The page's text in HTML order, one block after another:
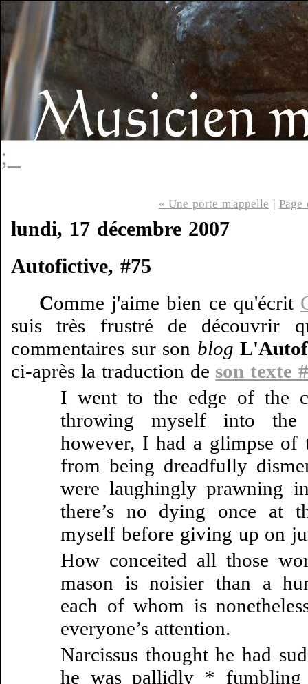
;_
« Une porte m'appelle | Page
lundi, 17 décembre 2007
Autofictive, #75
Comme j'aime bien ce qu'écrit
suis très frustré de découvrir
commentaires sur son blog
ci-après la traduction de son texte
I went to the edge of the
throwing myself into
however, I had a glimpse
from being dreadfully
were laughingly prawning
there’s no dying once at
myself before giving up on
How conceited all those
mason is noisier than a
each of whom is
everyone’s attention.
Narcissus thought he had
he was pallidly * fumbling